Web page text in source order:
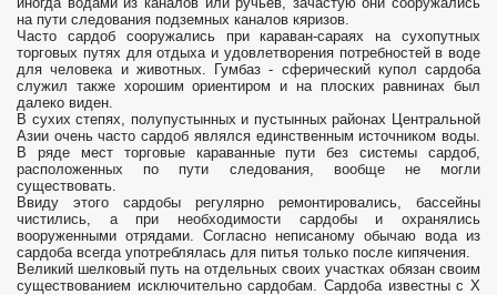
на пути следования подземных каналов кяризов.
Часто сардоб сооружались при караван-сараях на сухопутных
торговых путях для отдыха и удовлетворения потребностей в воде
для человека и животных. Гумбаз - сферический купол сардоба
служил также хорошим ориентиром и на плоских равнинах был
далеко виден.
В сухих степях, полупустынных и пустынных районах Центральной
Азии очень часто сардоб являлся единственным источником воды.
В ряде мест торговые караванные пути без системы сардоб,
расположенных по пути следования, вообще не могли
существовать.
Ввиду этого сардобы регулярно ремонтировались, бассейны
чистились, а при необходимости сардобы и охранялись
вооруженными отрядами. Согласно неписаному обычаю вода из
сардоба всегда употреблялась для питья только после кипячения.
Великий шелковый путь на отдельных своих участках обязан своим
существованием исключительно сардобам. Сардоба известны с X